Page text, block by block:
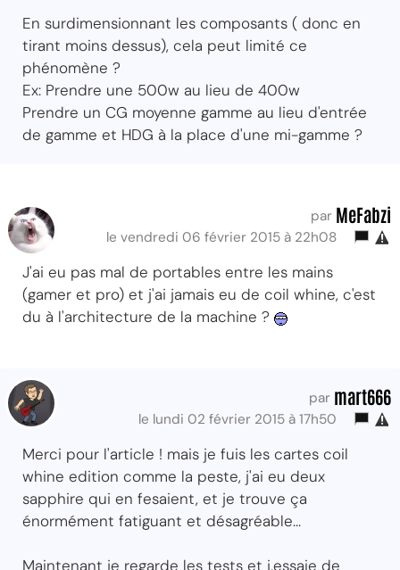
En surdimensionnant les composants ( donc en
tirant moins dessus), cela peut limité ce
phénomène ?
Ex: Prendre une 500w au lieu de 400w
Prendre un CG moyenne gamme au lieu d'entrée
de gamme et HDG à la place d'une mi-gamme ?
par MeFabzi
le vendredi 06 février 2015 à 22h08
J'ai eu pas mal de portables entre les mains
(gamer et pro) et j'ai jamais eu de coil whine, c'est
du à l'architecture de la machine ?
par mart666
le lundi 02 février 2015 à 17h50
Merci pour l'article ! mais je fuis les cartes coil
whine edition comme la peste, j'ai eu deux
sapphire qui en fesaient, et je trouve ça
énormément fatiguant et désagréable...
Maintenant je regarde les tests et j,essaie de